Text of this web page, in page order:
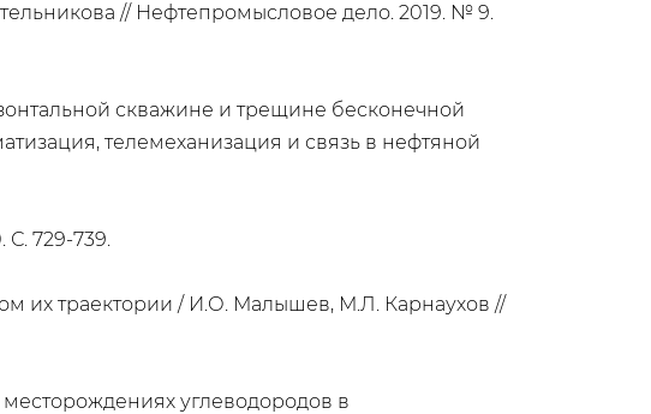
// Нефтепромысловое дело. 2019. № 9.
скважине и трещине бесконечной
телемеханизация и связь в нефтяной
729-739.
их траектории / И.О. Малышев, М.Л. Карнаухов //
месторождениях углеводородов в